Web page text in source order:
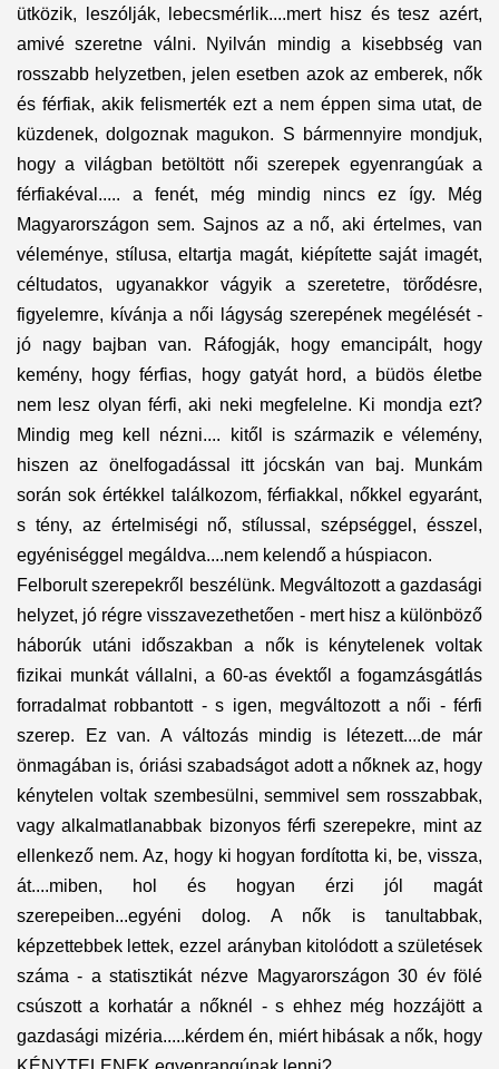
ütközik, leszólják, lebecsmérlik....mert hisz és tesz azért,
amivé szeretne válni. Nyilván mindig a kisebbség van
rosszabb helyzetben, jelen esetben azok az emberek, nők
és férfiak, akik felismerték ezt a nem éppen sima utat, de
küzdenek, dolgoznak magukon. S bármennyire mondjuk,
hogy a világban betöltött női szerepek egyenrangúak a
férfiakéval..... a fenét, még mindig nincs ez így. Még
Magyarországon sem. Sajnos az a nő, aki értelmes, van
véleménye, stílusa, eltartja magát, kiépítette saját imagét,
céltudatos, ugyanakkor vágyik a szeretetre, törődésre,
figyelemre, kívánja a női lágyság szerepének megélését -
jó nagy bajban van. Ráfogják, hogy emancipált, hogy
kemény, hogy férfias, hogy gatyát hord, a büdös életbe
nem lesz olyan férfi, aki neki megfelelne. Ki mondja ezt?
Mindig meg kell nézni.... kitől is származik e vélemény,
hiszen az önelfogadással itt jócskán van baj. Munkám
során sok értékkel találkozom, férfiakkal, nőkkel egyaránt,
s tény, az értelmiségi nő, stílussal, szépséggel, ésszel,
egyéniséggel megáldva....nem kelendő a húspiacon.
Felborult szerepekről beszélünk. Megváltozott a gazdasági
helyzet, jó régre visszavezethetően - mert hisz a különböző
háborúk utáni időszakban a nők is kénytelenek voltak
fizikai munkát vállalni, a 60-as évektől a fogamzásgátlás
forradalmat robbantott - s igen, megváltozott a női - férfi
szerep. Ez van. A változás mindig is létezett....de már
önmagában is, óriási szabadságot adott a nőknek az, hogy
kénytelen voltak szembesülni, semmivel sem rosszabbak,
vagy alkalmatlanabbak bizonyos férfi szerepekre, mint az
ellenkező nem. Az, hogy ki hogyan fordította ki, be, vissza,
át....miben, hol és hogyan érzi jól magát
szerepeiben...egyéni dolog. A nők is tanultabbak,
képzettebbek lettek, ezzel arányban kitolódott a születések
száma - a statisztikát nézve Magyarországon 30 év fölé
csúszott a korhatár a nőknél - s ehhez még hozzájött a
gazdasági mizéria.....kérdem én, miért hibásak a nők, hogy